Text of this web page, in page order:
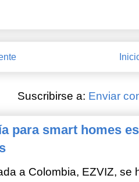
Suscribirse a: Enviar
para smart homes
a Colombia, EZVIZ, se